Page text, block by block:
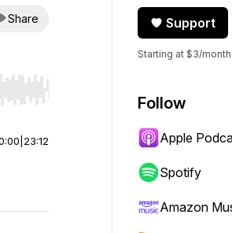
Share
end. Hold shift to jump forward or
23:12
Support
Starting at $3/month
Follow
Apple
Spotify
Amazon